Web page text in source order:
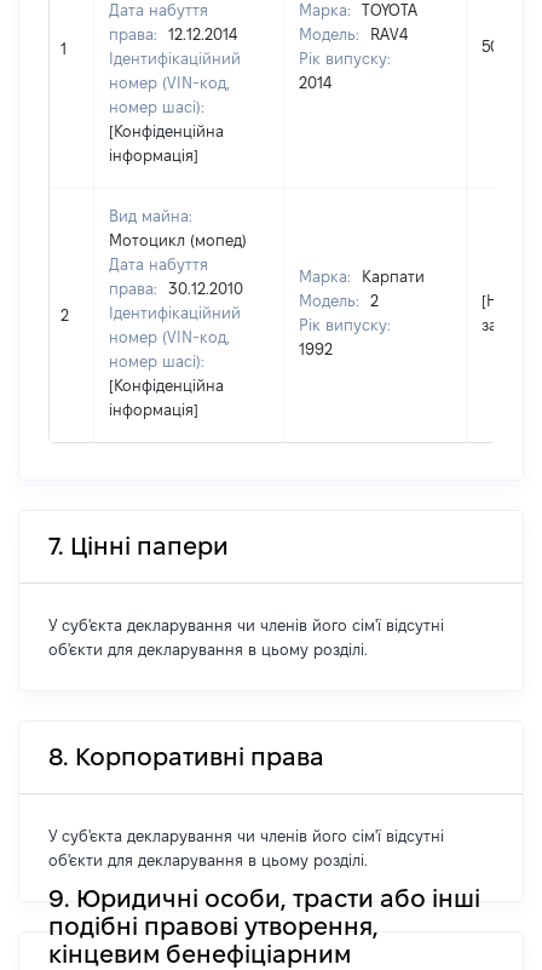
1
Дата набуття
права:
12.12.2014
Ідентифікаційний
номер (VIN-код,
номер шасі):
[Конфіденційна
інформація]
Марка:
TOYOTA
Модель:
RAV4
Рік випуску:
2014
504554
2
Вид майна:
Мотоцикл (мопед)
Дата набуття
права:
30.12.2010
Ідентифікаційний
номер (VIN-код,
номер шасі):
[Конфіденційна
інформація]
Марка:
Карпати
Модель:
2
Рік випуску:
1992
[Не
7. Цінні папери
У суб'єкта декларування чи членів його сім'ї відсутні
об'єкти для декларування в цьому розділі.
8. Корпоративні права
У суб'єкта декларування чи членів його сім'ї відсутні
об'єкти для декларування в цьому розділі.
9. Юридичні особи, трасти або інші
подібні правові утворення,
кінцевим бенефіціарним